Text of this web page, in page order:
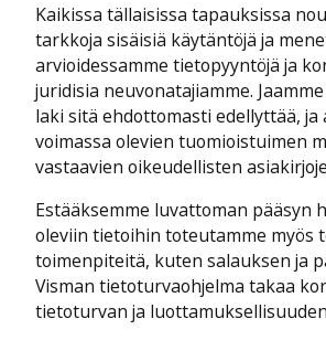
Kaikissa tällaisissa tapauksissa
tarkkoja sisäisiä käytäntöjä ja
arvioidessamme tietopyyntöjä ja
juridisia neuvonatajiamme.
laki sitä ehdottomasti edellyttää, ja
voimassa olevien tuomioistuimen
vastaavien oikeudellisten
Estääksemme luvattoman pääsyn
oleviin tietoihin toteutamme myös
toimenpiteitä, kuten salauksen ja
Visman tietoturvaohjelma takaa
tietoturvan ja